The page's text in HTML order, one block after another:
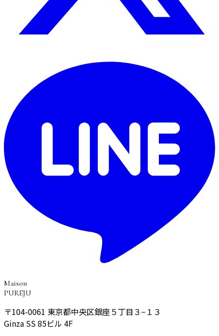
Maison
PUREJU
〒104-0061 東京都中央区銀座５丁目３−１３
Ginza SS 85ビル 4F